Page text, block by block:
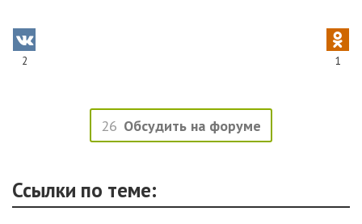
2 1
26 Обсудить на форуме
Ссылки по теме: